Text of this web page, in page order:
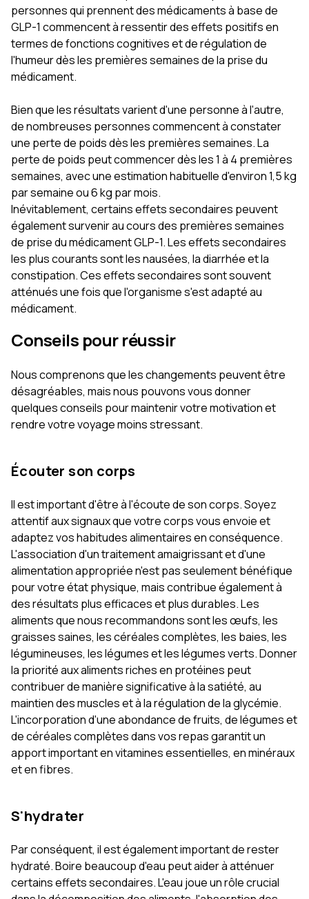
personnes qui prennent des médicaments à base de
GLP-1 commencent à ressentir des effets positifs en
termes de fonctions cognitives et de régulation de
l'humeur dès les premières semaines de la prise du
médicament.
Bien que les résultats varient d'une personne à l'autre,
de nombreuses personnes commencent à constater
une perte de poids dès les premières semaines. La
perte de poids peut commencer dès les 1 à 4 premières
semaines, avec une estimation habituelle d'environ 1,5 kg
par semaine ou 6 kg par mois.
Inévitablement, certains effets secondaires peuvent
également survenir au cours des premières semaines
de prise du médicament GLP-1. Les effets secondaires
les plus courants sont les nausées, la diarrhée et la
constipation. Ces effets secondaires sont souvent
atténués une fois que l'organisme s'est adapté au
médicament.
Conseils pour réussir
Nous comprenons que les changements peuvent être
désagréables, mais nous pouvons vous donner
quelques conseils pour maintenir votre motivation et
rendre votre voyage moins stressant.
Écouter son corps
Il est important d'être à l'écoute de son corps. Soyez
attentif aux signaux que votre corps vous envoie et
adaptez vos habitudes alimentaires en conséquence.
L'association d'un traitement amaigrissant et d'une
alimentation appropriée n'est pas seulement bénéfique
pour votre état physique, mais contribue également à
des résultats plus efficaces et plus durables. Les
aliments que nous recommandons sont les œufs, les
graisses saines, les céréales complètes, les baies, les
légumineuses, les légumes et les légumes verts. Donner
la priorité aux aliments riches en protéines peut
contribuer de manière significative à la satiété, au
maintien des muscles et à la régulation de la glycémie.
L'incorporation d'une abondance de fruits, de légumes et
de céréales complètes dans vos repas garantit un
apport important en vitamines essentielles, en minéraux
et en fibres.
S'hydrater
Par conséquent, il est également important de rester
hydraté. Boire beaucoup d'eau peut aider à atténuer
certains effets secondaires. L'eau joue un rôle crucial